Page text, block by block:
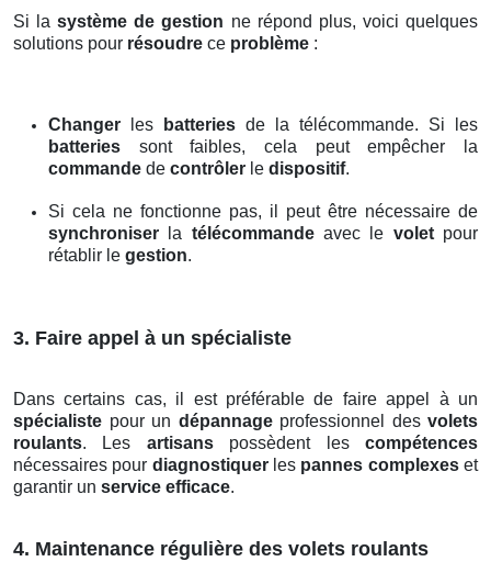
Si lasystème de gestion ne répond plus, voici quelques
solutions pour résoudre ce problème :
Changer les batteries de la télécommande. Si les
batteries sont faibles, cela peut empêcher la
commande de contrôler le dispositif.
Si cela ne fonctionne pas, il peut être nécessaire de
synchroniser la télécommandeavec le voletpour
rétablir le gestion.
3. Faire appel à un spécialiste
Dans certains cas, il est préférable de faire appel à un
spécialiste pour un dépannageprofessionnel des volets
roulants. Les artisanspossèdent lescompétences
nécessaires pour diagnostiquerles pannes complexeset
garantir un service efficace.
4. Maintenance régulière des volets roulants